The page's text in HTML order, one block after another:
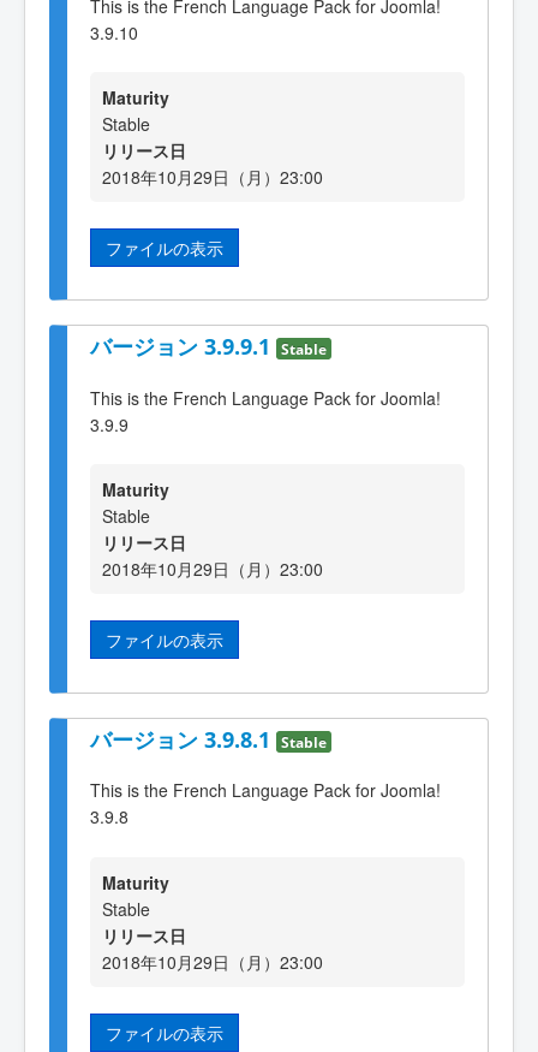
This is the French Language Pack for Joomla!
3.9.10
Maturity
Stable
リリース日
2018年10月29日（月）23:00
ファイルの表示
バージョン 3.9.9.1 Stable
This is the French Language Pack for Joomla!
3.9.9
Maturity
Stable
リリース日
2018年10月29日（月）23:00
ファイルの表示
バージョン 3.9.8.1 Stable
This is the French Language Pack for Joomla!
3.9.8
Maturity
Stable
リリース日
2018年10月29日（月）23:00
ファイルの表示